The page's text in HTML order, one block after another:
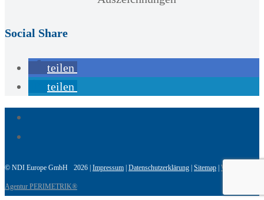
Social Share
teilen
teilen
© NDI Europe GmbH 2026 | Impressum Datenschutzerklärung Sitemap WordPress
Agentur PERIMETRIK®